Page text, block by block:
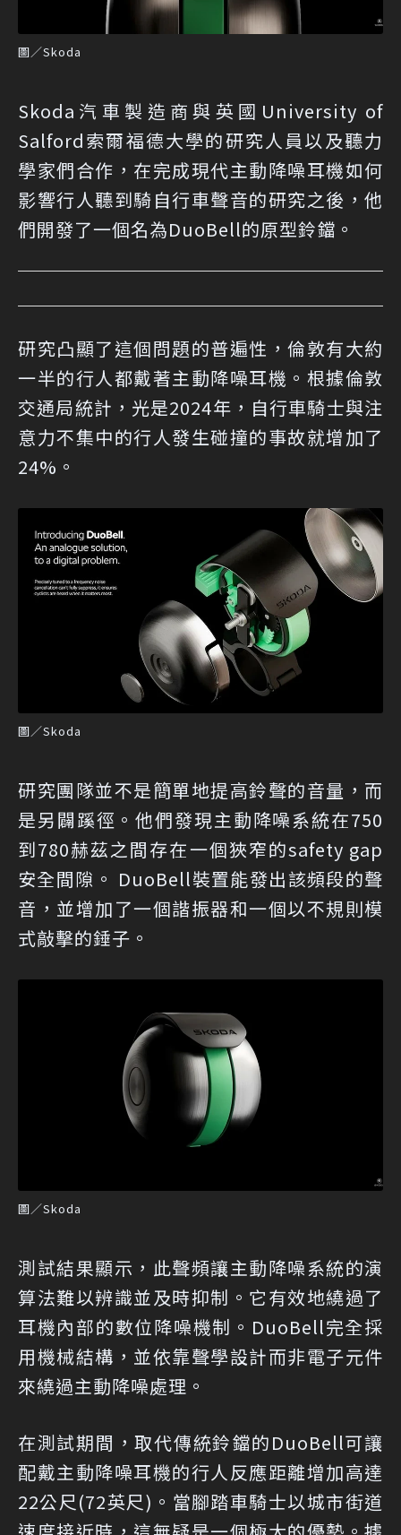
圖／Skoda
Skoda汽車製造商與英國University of
Salford索爾福德大學的研究人員以及聽力
學家們合作，在完成現代主動降噪耳機如何
影響行人聽到騎自行車聲音的研究之後，他
們開發了一個名為DuoBell的原型鈴鐺。
研究凸顯了這個問題的普遍性，倫敦有大約
一半的行人都戴著主動降噪耳機。根據倫敦
交通局統計，光是2024年，自行車騎士與注
意力不集中的行人發生碰撞的事故就增加了
24%。
圖／Skoda
研究團隊並不是簡單地提高鈴聲的音量，而
是另闢蹊徑。他們發現主動降噪系統在750
到780赫茲之間存在一個狹窄的safety gap
安全間隙。 DuoBell裝置能發出該頻段的聲
音，並增加了一個諧振器和一個以不規則模
式敲擊的錘子。
圖／Skoda
測試結果顯示，此聲頻讓主動降噪系統的演
算法難以辨識並及時抑制。它有效地繞過了
耳機內部的數位降噪機制。DuoBell完全採
用機械結構，並依靠聲學設計而非電子元件
來繞過主動降噪處理。
在測試期間，取代傳統鈴鐺的DuoBell可讓
配戴主動降噪耳機的行人反應距離增加高達
22公尺(72英尺)。當腳踏車騎士以城市街道